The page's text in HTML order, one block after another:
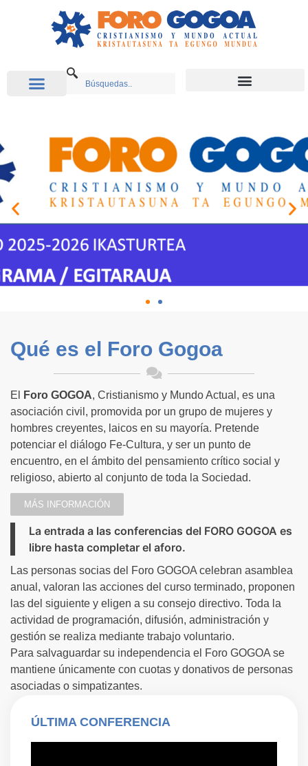
ISMAËL DIADIÉ HAÏDARA
“Sobre la sobriedad”
IR A VER EL PROGRAMA
ISMAËL DIADIÉ HAÏDARA
“Sobre la sobriedad”
IR A VER EL PROGRAMA
ISMAËL DIADIÉ HAÏDARA
“Sobre la sobriedad”
IR A VER EL PROGRAMA
Qué es el Foro Gogoa
El Foro GOGOA, Cristianismo y Mundo Actual, es una
asociación civil, promovida por un grupo de mujeres y
hombres creyentes, laicos en su mayoría. Pretende
potenciar el diálogo Fe-Cultura, y ser un punto de
encuentro, en el ámbito del pensamiento crítico social y
religioso, abierto al conjunto de toda la Sociedad.
MÁS INFORMACIÓN
La entrada a las conferencias del FORO GOGOA es
libre hasta completar el aforo.
Las personas socias del Foro GOGOA celebran asamblea
anual, valoran las acciones del curso terminado, proponen
las del siguiente y eligen a su consejo directivo. Toda la
actividad de programación, difusión, administración y
gestión se realiza mediante trabajo voluntario.
Para salvaguardar su independencia el Foro GOGOA se
mantiene únicamente con cuotas y donativos de personas
asociadas o simpatizantes.
ÚLTIMA CONFERENCIA